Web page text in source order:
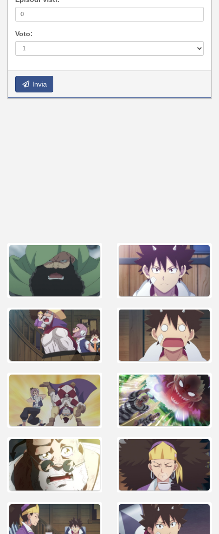
Voto:
Invia